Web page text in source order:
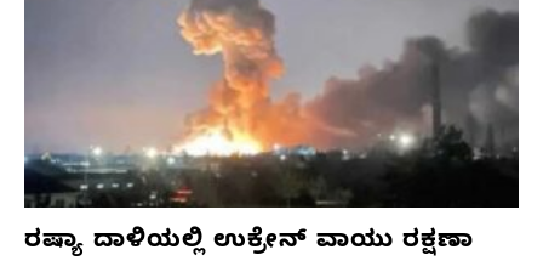
ರಷ್ಯಾ ದಾಳಿಯಲ್ಲಿ ಉಕ್ರೇನ್ ವಾಯು ರಕ್ಷಣಾ